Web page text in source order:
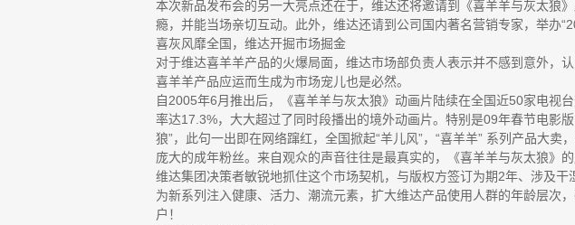
本次新品发布会的另一大亮点还在于，维达还将邀请到《喜羊羊与灰太狼
瘾，并能当场亲切互动。此外，维达还请到公司国内著名营销专家，举办
喜灰风靡全国，维达开掘市场掘金
对于维达喜羊羊产品的火爆局面，维达市场部负责人表示并不感到意外，
喜羊羊产品应运而生成为市场宠儿也是必然。
自2005年6月推出后，《喜羊羊与灰太狼》动画片陆续在全国近50家电视
率达17.3%，大大超过了同时段播出的境外动画片。特别是09年春节电影
狼”，此句一出即在网络蹿红，全国掀起“羊儿风”，“喜羊羊” 系列产品大
庞大的成年粉丝。来自观众的声音往往是最真实的，《喜羊羊与灰太狼》的
维达集团决策者敏锐地抓住这个市场契机，与版权方签订为期2年、涉及
为新系列注入健康、活力、潮流元素，扩大维达产品使用人群的年龄层次
户！